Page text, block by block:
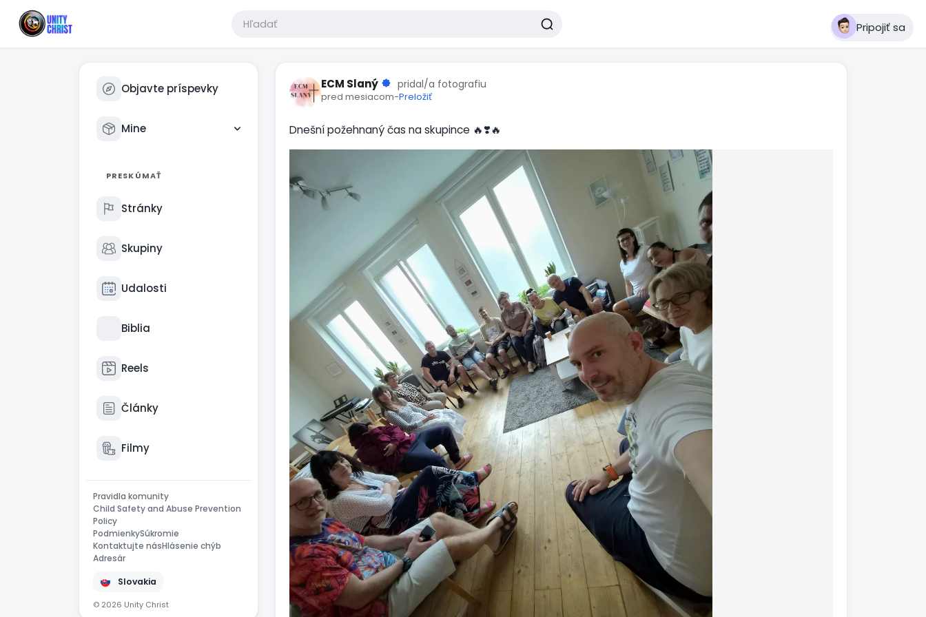
Pripojiť sa
Objavte príspevky
Mine
PRESKÚMAŤ
Stránky
Skupiny
Udalosti
Biblia
Reels
Články
Filmy
Pravidla komunity
Child Safety and Abuse Prevention
Policy
PodmienkySúkromie
Kontaktujte násHlásenie chýb
Adresár
Slovakia
© 2026 Unity Christ
ECM Slaný pridal/a fotografiu
pred mesiacom-Preložiť
Dnešní požehnaný čas na skupince 🔥❣️🔥